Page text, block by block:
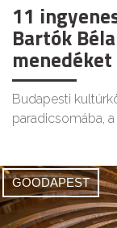
11
Bartók
Budapesti
paradicsomába,
GOODAPEST